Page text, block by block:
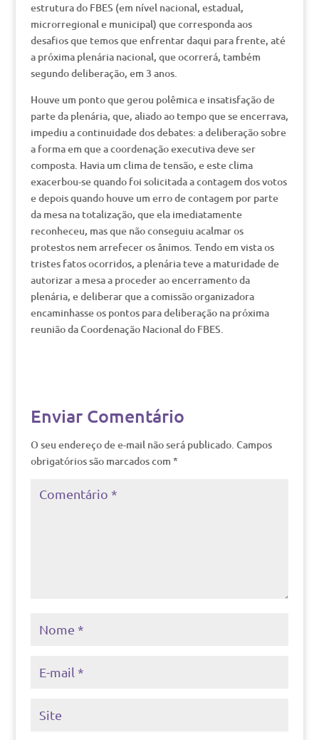
estrutura do FBES (em nível nacional, estadual,
microrregional e municipal) que corresponda aos
desafios que temos que enfrentar daqui para frente, até
a próxima plenária nacional, que ocorrerá, também
segundo deliberação, em 3 anos.
Houve um ponto que gerou polêmica e insatisfação de
parte da plenária, que, aliado ao tempo que se encerrava,
impediu a continuidade dos debates: a deliberação sobre
a forma em que a coordenação executiva deve ser
composta. Havia um clima de tensão, e este clima
exacerbou-se quando foi solicitada a contagem dos votos
e depois quando houve um erro de contagem por parte
da mesa na totalização, que ela imediatamente
reconheceu, mas que não conseguiu acalmar os
protestos nem arrefecer os ânimos. Tendo em vista os
tristes fatos ocorridos, a plenária teve a maturidade de
autorizar a mesa a proceder ao encerramento da
plenária, e deliberar que a comissão organizadora
encaminhasse os pontos para deliberação na próxima
reunião da Coordenação Nacional do FBES.
Enviar Comentário
O seu endereço de e-mail não será publicado. Campos
obrigatórios são marcados com *